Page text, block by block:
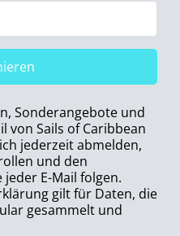
Sonderangebote und
von Sails of Caribbean
jederzeit abmelden,
und den
E-Mail folgen.
gilt für Daten, die
gesammelt und